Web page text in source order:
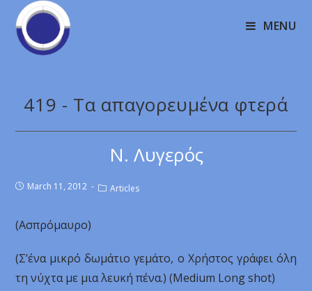
MENU
419 - Τα απαγορευμένα φτερά
Ν. Λυγερός
March 11, 2012 Articles
(Ασπρόμαυρο)
(Σ’ένα μικρό δωμάτιο γεμάτο, ο Χρήστος γράφει όλη
τη νύχτα με μια λευκή πένα.) (Medium Long shot)